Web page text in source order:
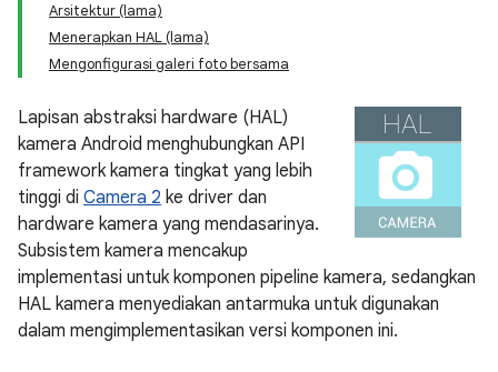
Arsitektur (lama)
Menerapkan HAL (lama)
Mengonfigurasi galeri foto bersama
Lapisan abstraksi hardware (HAL)
kamera Android menghubungkan API
framework kamera tingkat yang lebih
tinggi di Camera 2 ke driver dan
hardware kamera yang mendasarinya.
Subsistem kamera mencakup
implementasi untuk komponen pipeline kamera, sedangkan
HAL kamera menyediakan antarmuka untuk digunakan
dalam mengimplementasikan versi komponen ini.